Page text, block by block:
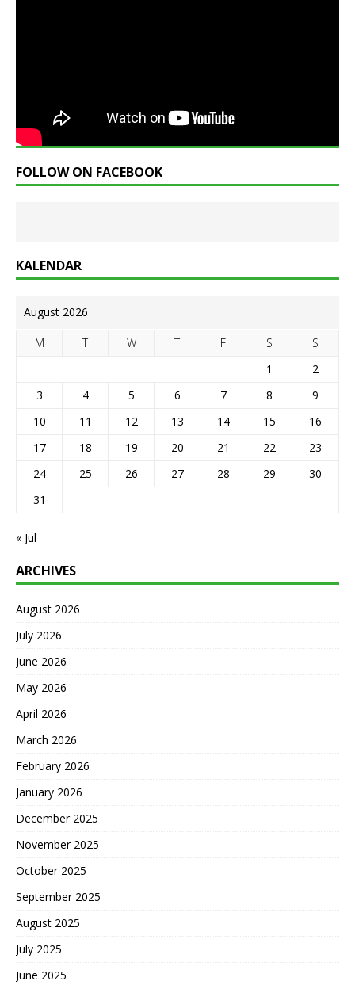
FOLLOW ON FACEBOOK
KALENDAR
August 2026
M T W T F S
S
1
2
3
4 5 6 7 8
9
10
11 12 13 14 15
16
17
18 19 20 21 22
23
24
25 26 27 28 29
30
31
« Jul
ARCHIVES
August 2026
July 2026
June 2026
May 2026
April 2026
March 2026
February 2026
January 2026
December 2025
November 2025
October 2025
September 2025
August 2025
July 2025
June 2025